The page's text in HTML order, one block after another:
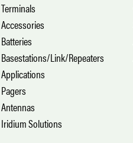
Terminals
Accessories
Batteries
Basestations/Link/Repeaters
Applications
Pagers
Antennas
Iridium Solutions